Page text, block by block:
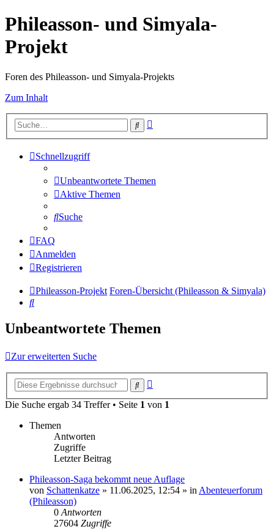
Phileasson- und Simyala-
Projekt
Foren des Phileasson- und Simyala-Projekts
Zum Inhalt
Suche
Schnellzugriff
Unbeantwortete Themen
Aktive Themen
Suche
FAQ
Anmelden
Registrieren
Phileasson-Projekt Foren-Übersicht (Phileasson & Simyala)
Suche
Unbeantwortete Themen
Zur erweiterten Suche
Suche
Die Suche ergab 34 Treffer • Seite 1 von 1
Themen
Antworten
Zugriffe
Letzter Beitrag
Phileasson-Saga bekommt neue Auflage
von Schattenkatze » 11.06.2025, 12:54 » in Abenteuerforum
(Phileasson)
0 Antworten
27604 Zugriffe